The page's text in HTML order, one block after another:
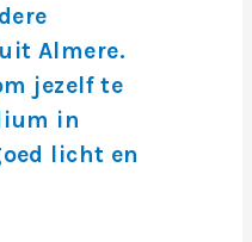
Almere.
jezelf te
in
licht en